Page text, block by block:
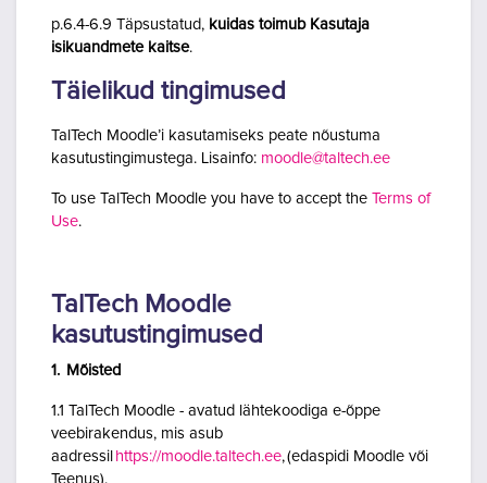
p.6.4-6.9 Täpsustatud, kuidas toimub Kasutaja
isikuandmete kaitse.
Täielikud tingimused
TalTech Moodle’i kasutamiseks peate nõustuma
kasutustingimustega. Lisainfo: moodle@taltech.ee
To use TalTech Moodle you have to accept the Terms of
Use.
TalTech Moodle
kasutustingimused
1. Mõisted
1.1 TalTech Moodle - avatud lähtekoodiga e-õppe
veebirakendus, mis asub
aadressil https://moodle.taltech.ee, (edaspidi Moodle või
Teenus).